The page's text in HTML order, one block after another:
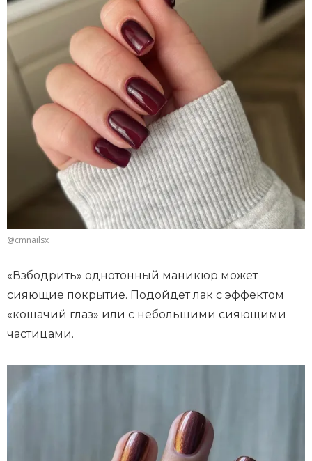
@cmnailsx
«Взбодрить» однотонный маникюр может
сияющие покрытие. Подойдет лак с эффектом
«кошачий глаз» или с небольшими сияющими
частицами.